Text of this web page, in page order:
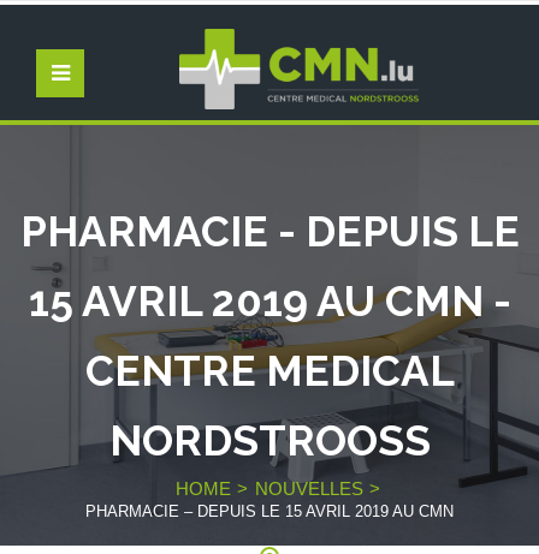
PHARMACIE - DEPUIS LE
15 AVRIL 2019 AU CMN -
CENTRE MEDICAL
NORDSTROOSS
HOME NOUVELLES
PHARMACIE – DEPUIS LE 15 AVRIL 2019 AU CMN